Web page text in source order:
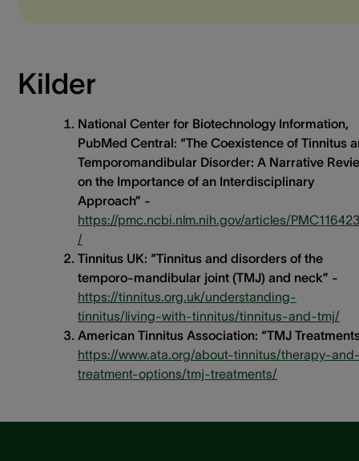
Kilder
National Center for Biotechnology Information,
PubMed Central: “The Coexistence of Tinnitus
Temporomandibular Disorder: A Narrative
on the Importance of an Interdisciplinary
Approach” -
https://pmc.ncbi.nlm.nih.gov/articles/
/
Tinnitus UK: “Tinnitus and disorders of the
temporo-mandibular joint (TMJ) and neck” -
https://tinnitus.org.uk/understanding-
tinnitus/living-with-tinnitus/tinnitus-and-tmj/
American Tinnitus Association: “TMJ
https://www.ata.org/about-tinnitus/therapy-
treatment-options/tmj-treatments/